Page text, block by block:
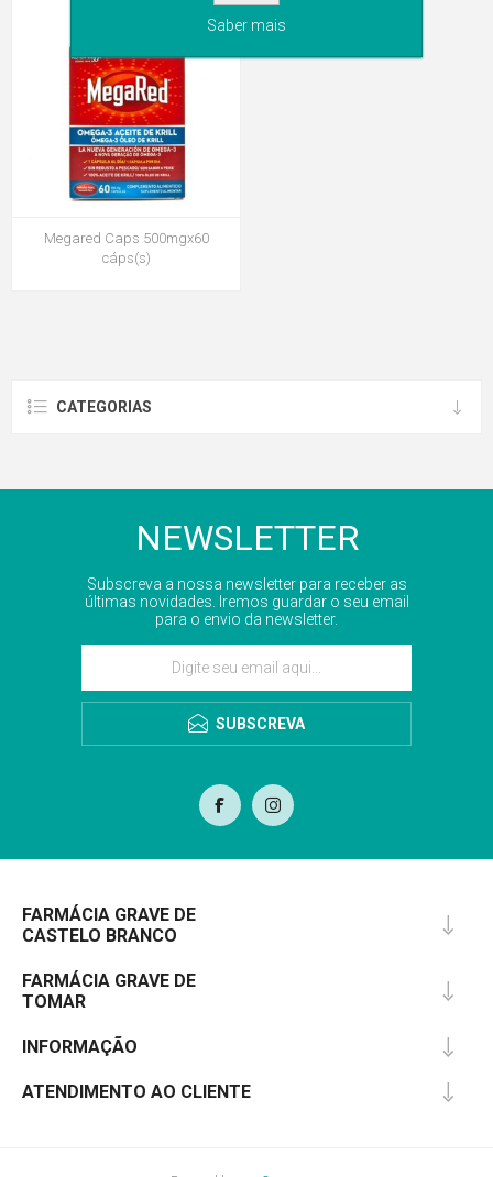
Megared Caps 500mgx60
cáps(s)
CATEGORIAS
NEWSLETTER
Subscreva a nossa newsletter para receber as
últimas novidades. Iremos guardar o seu email
para o envio da newsletter.
SUBSCREVA
FARMÁCIA GRAVE DE
CASTELO BRANCO
FARMÁCIA GRAVE DE
TOMAR
INFORMAÇÃO
ATENDIMENTO AO CLIENTE
Saber mais